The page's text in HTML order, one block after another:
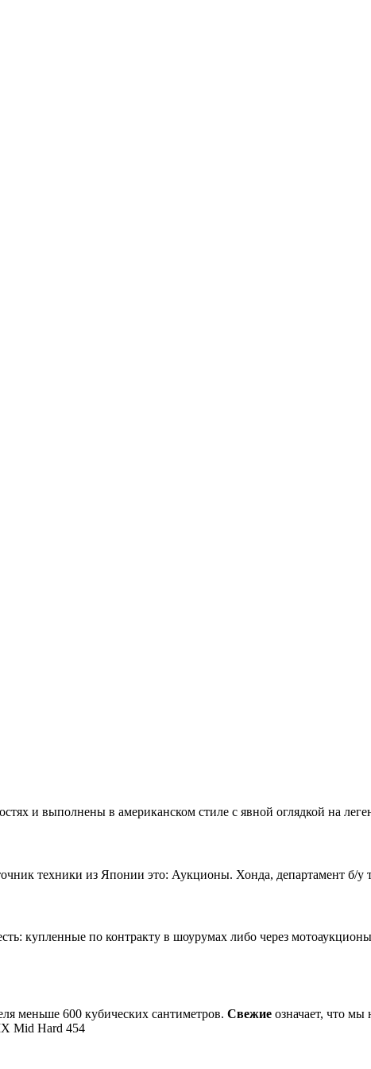
и выполнены в американском стиле с явной оглядкой на
техники из Японии это: Аукционы. Хонда, департамент б/у
купленные по контракту в шоурумах либо через
меньше 600 кубических сантиметров. Свежие означает, что
Mid Hard 454